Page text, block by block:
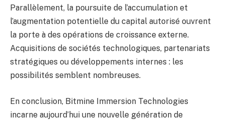
Parallèlement, la poursuite de l’accumulation et
l’augmentation potentielle du capital autorisé ouvrent
la porte à des opérations de croissance externe.
Acquisitions de sociétés technologiques, partenariats
stratégiques ou développements internes : les
possibilités semblent nombreuses.
En conclusion, Bitmine Immersion Technologies
incarne aujourd’hui une nouvelle génération de